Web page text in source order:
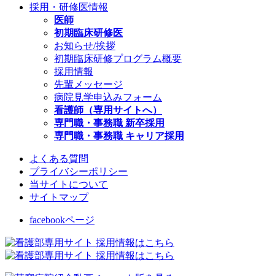
採用・研修医情報
医師
初期臨床研修医
お知らせ/挨拶
初期臨床研修プログラム概要
採用情報
先輩メッセージ
病院見学申込みフォーム
看護師（専用サイトへ）
専門職・事務職 新卒採用
専門職・事務職 キャリア採用
よくある質問
プライバシーポリシー
当サイトについて
サイトマップ
facebookページ